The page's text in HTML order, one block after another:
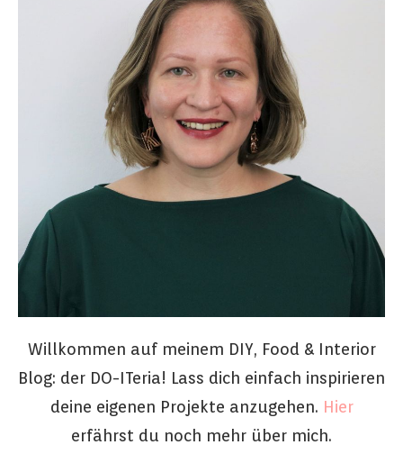
Willkommen auf meinem DIY, Food & Interior
Blog: der DO-ITeria! Lass dich einfach inspirieren
deine eigenen Projekte anzugehen. Hier
erfährst du noch mehr über mich.